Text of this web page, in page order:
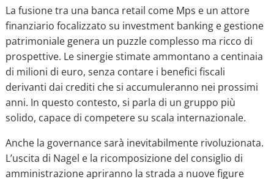
La fusione tra una banca retail come Mps e un attore
finanziario focalizzato su investment banking e gestione
patrimoniale genera un puzzle complesso ma ricco di
prospettive. Le sinergie stimate ammontano a centinaia
di milioni di euro, senza contare i benefici fiscali
derivanti dai crediti che si accumuleranno nei prossimi
anni. In questo contesto, si parla di un gruppo più
solido, capace di competere su scala internazionale.
Anche la governance sarà inevitabilmente rivoluzionata.
L’uscita di Nagel e la ricomposizione del consiglio di
amministrazione apriranno la strada a nuove figure